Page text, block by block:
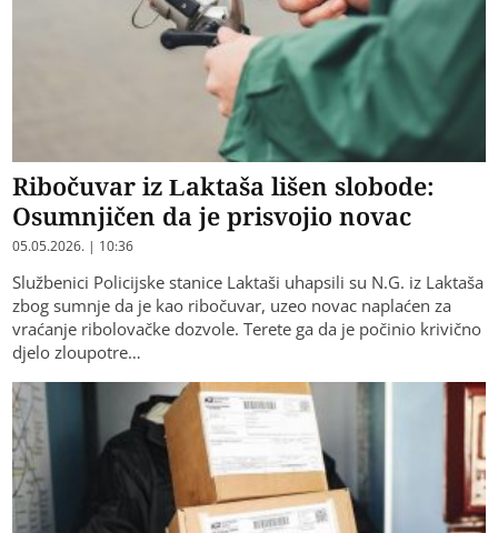
Ribočuvar iz Laktaša lišen slobode:
Osumnjičen da je prisvojio novac
05.05.2026. | 10:36
Službenici Policijske stanice Laktaši uhapsili su N.G. iz Laktaša
zbog sumnje da je kao ribočuvar, uzeo novac naplaćen za
vraćanje ribolovačke dozvole. Terete ga da je počinio krivično
djelo zloupotre…